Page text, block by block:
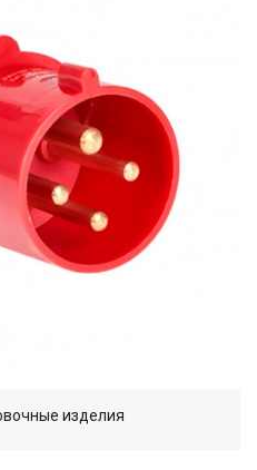
изделия